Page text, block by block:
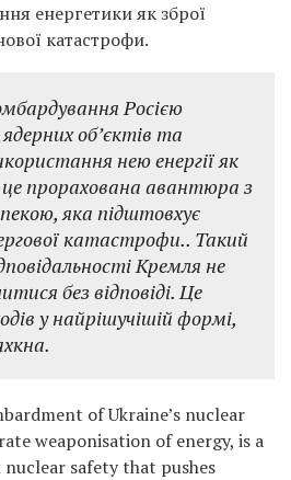
енергетики як зброї
катастрофи.
Росією
об’єктів та
нею енергії як
це прорахована авантюра з
яка підштовхує
катастрофи.. Такий
Кремля не
без відповіді. Це
у найрішучішій формі,
of Ukraine’s nuclear
weaponisation of energy, is a
safety that pushes